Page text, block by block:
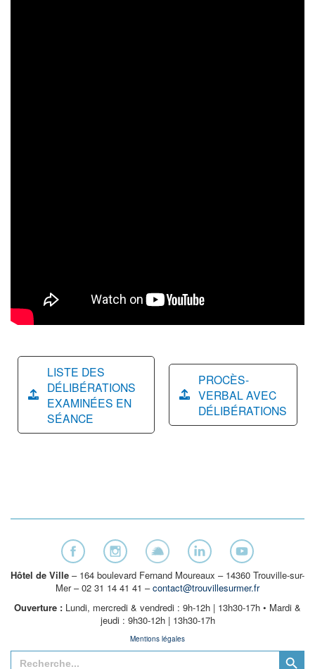
LISTE DES
DÉLIBÉRATIONS
EXAMINÉES EN
SÉANCE
PROCÈS-
VERBAL AVEC
DÉLIBÉRATIONS
Hôtel de Ville – 164 boulevard Fernand Moureaux – 14360 Trouville-sur-
Mer – 02 31 14 41 41 –contact@trouvillesurmer.fr
Ouverture : Lundi, mercredi & vendredi : 9h-12h | 13h30-17h • Mardi &
jeudi : 9h30-12h | 13h30-17h
Mentions légales
Search
for:
Search Button